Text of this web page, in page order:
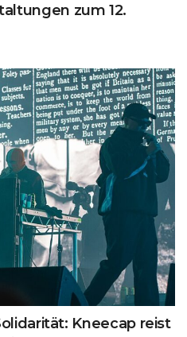
zum 12.
Kneecap reist